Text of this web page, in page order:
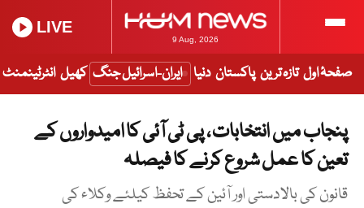
9 Aug, 2026
LIVE
صفحۂ اول تازہ ترین پاکستان دنیا ایران-اسرائیل جنگ کھیل انٹرٹینمنٹ
پنجاب میں انتخابات ، پی ٹی آئی کا امیدواروں کے
تعین کا عمل شروع کرنے کا فیصلہ
قانون کی بالادستی اور آئین کے تحفظ کیلئے وکلاء کی